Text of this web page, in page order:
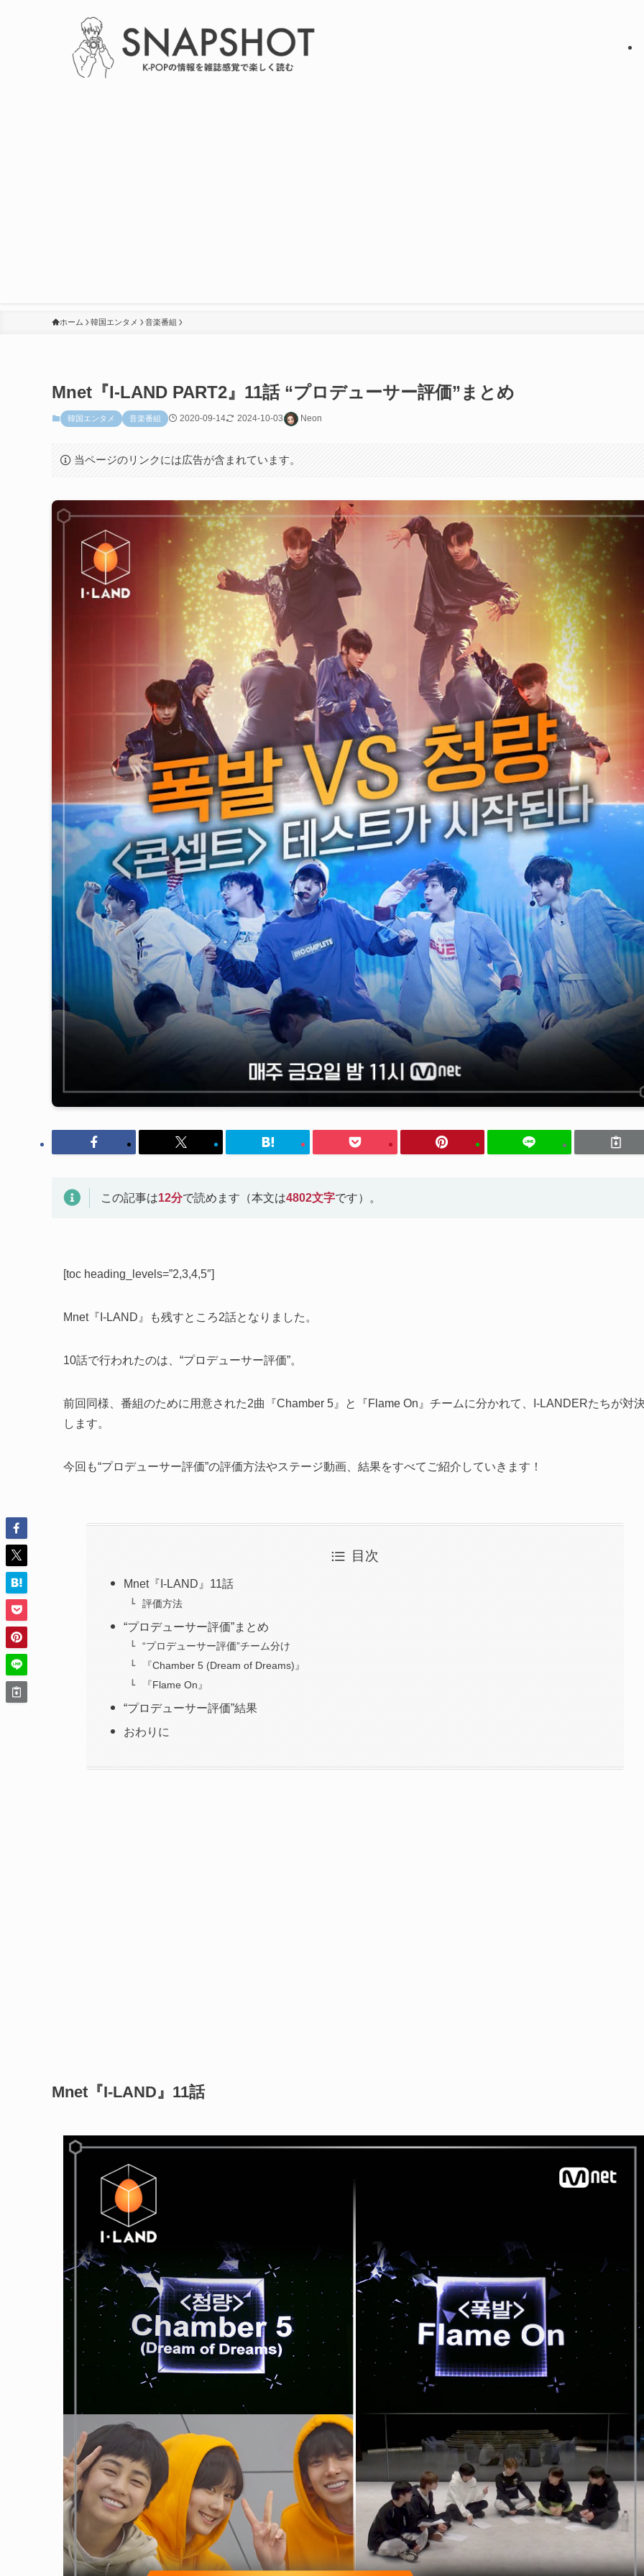
ホーム 韓国エンタメ 音楽番組
Mnet『I-LAND PART2』11話 “プロデューサー評価”まとめ
韓国エンタメ 音楽番組 2020-09-14 2024-10-03 Neon
当ページのリンクには広告が含まれています。
この記事は12分で読めます（本文は4802文字です）。
[toc heading_levels=”2,3,4,5″]
Mnet『I-LAND』も残すところ2話となりました。
10話で行われたのは、“プロデューサー評価”。
前回同様、番組のために用意された2曲『Chamber 5』と『Flame On』チームに分かれて、I-LANDERたちが対
します。
今回も“プロデューサー評価”の評価方法やステージ動画、結果をすべてご紹介していきます！
目次
Mnet『I-LAND』11話
評価方法
“プロデューサー評価”まとめ
“プロデューサー評価”チーム分け
『Chamber 5 (Dream of Dreams)』
『Flame On』
“プロデューサー評価”結果
おわりに
Mnet『I-LAND』11話